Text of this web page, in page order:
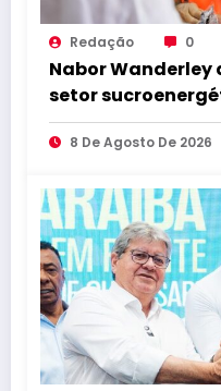
Redação 0
Nabor
setor
da Paraíba
Tabu
8 De Agosto De 2026